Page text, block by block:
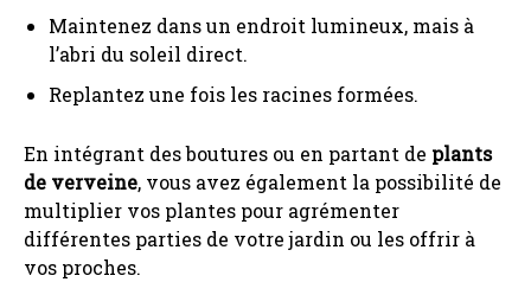
Maintenez dans un endroit lumineux, mais à
l’abri du soleil direct.
Replantez une fois les racines formées.
En intégrant des boutures ou en partant de plants
de verveine, vous avez également la possibilité de
multiplier vos plantes pour agrémenter
différentes parties de votre jardin ou les offrir à
vos proches.